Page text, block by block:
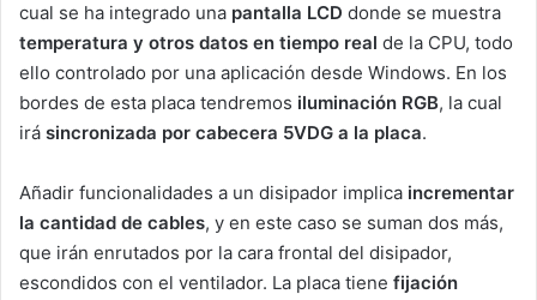
cual se ha integrado una pantalla LCD donde se muestra
temperatura y otros datos en tiempo real de la CPU, todo
ello controlado por una aplicación desde Windows. En los
bordes de esta placa tendremos iluminación RGB, la cual
irá sincronizada por cabecera 5VDG a la placa.
Añadir funcionalidades a un disipador implica incrementar
la cantidad de cables, y en este caso se suman dos más,
que irán enrutados por la cara frontal del disipador,
escondidos con el ventilador. La placa tiene fijación